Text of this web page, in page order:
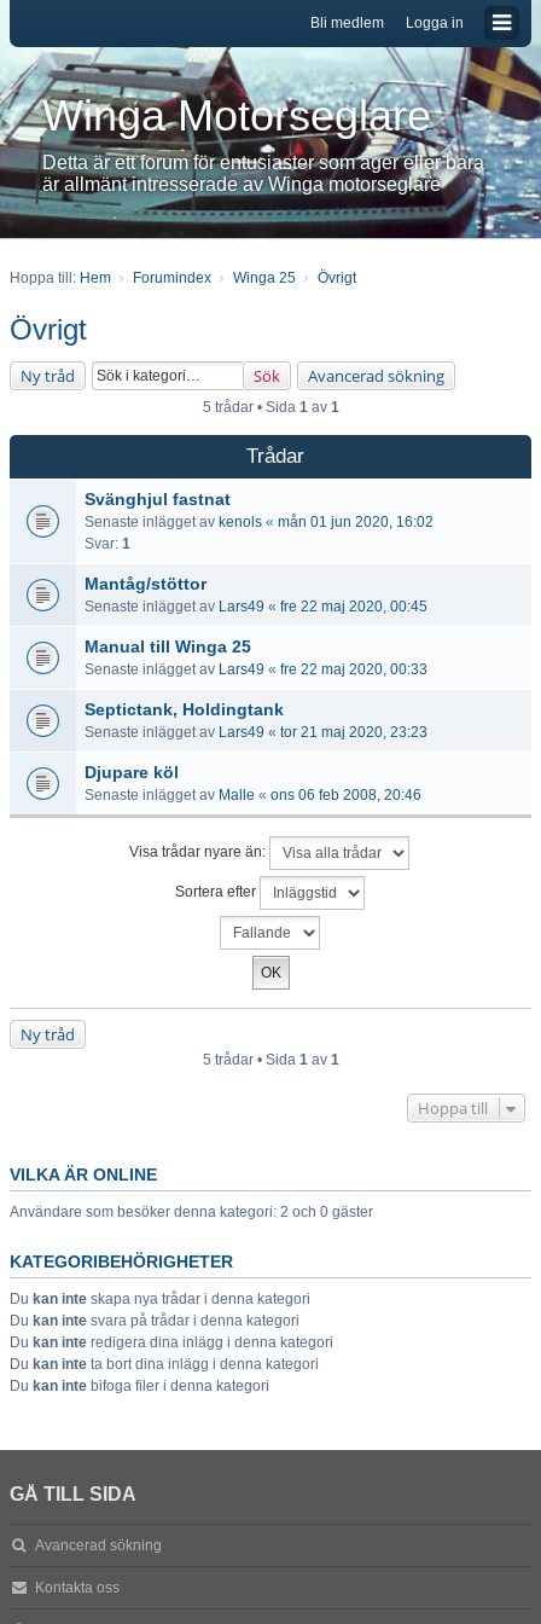
Logga in
Bli medlem
Winga Motorseglare
Detta är ett forum för entusiaster som äger eller bara
är allmänt intresserade av Winga motorseglare
Hoppa till: Hem Forumindex Winga 25 Övrigt
Övrigt
Ny tråd Sök Avancerad sökning
5 trådar • Sida 1av 1
Trådar
Svänghjul fastnat
Senaste inlägget av kenols « mån 01 jun 2020, 16:02
Svar: 1
Mantåg/stöttor
Senaste inlägget av Lars49 « fre 22 maj 2020, 00:45
Manual till Winga 25
Senaste inlägget av Lars49 « fre 22 maj 2020, 00:33
Septictank, Holdingtank
Senaste inlägget av Lars49 « tor 21 maj 2020, 23:23
Djupare köl
Senaste inlägget av Malle « ons 06 feb 2008, 20:46
Visa trådar nyare än:
Sortera efter
Ny tråd
5 trådar • Sida 1av 1
Hoppa till
VILKA ÄR ONLINE
Användare som besöker denna kategori: 2 och 0 gäster
KATEGORIBEHÖRIGHETER
Du kan inte skapa nya trådar i denna kategori
Du kan inte svara på trådar i denna kategori
Du kan inte redigera dina inlägg i denna kategori
Du kan inte ta bort dina inlägg i denna kategori
Du kan inte bifoga filer i denna kategori
GÅ TILL SIDA
Avancerad sökning
Kontakta oss